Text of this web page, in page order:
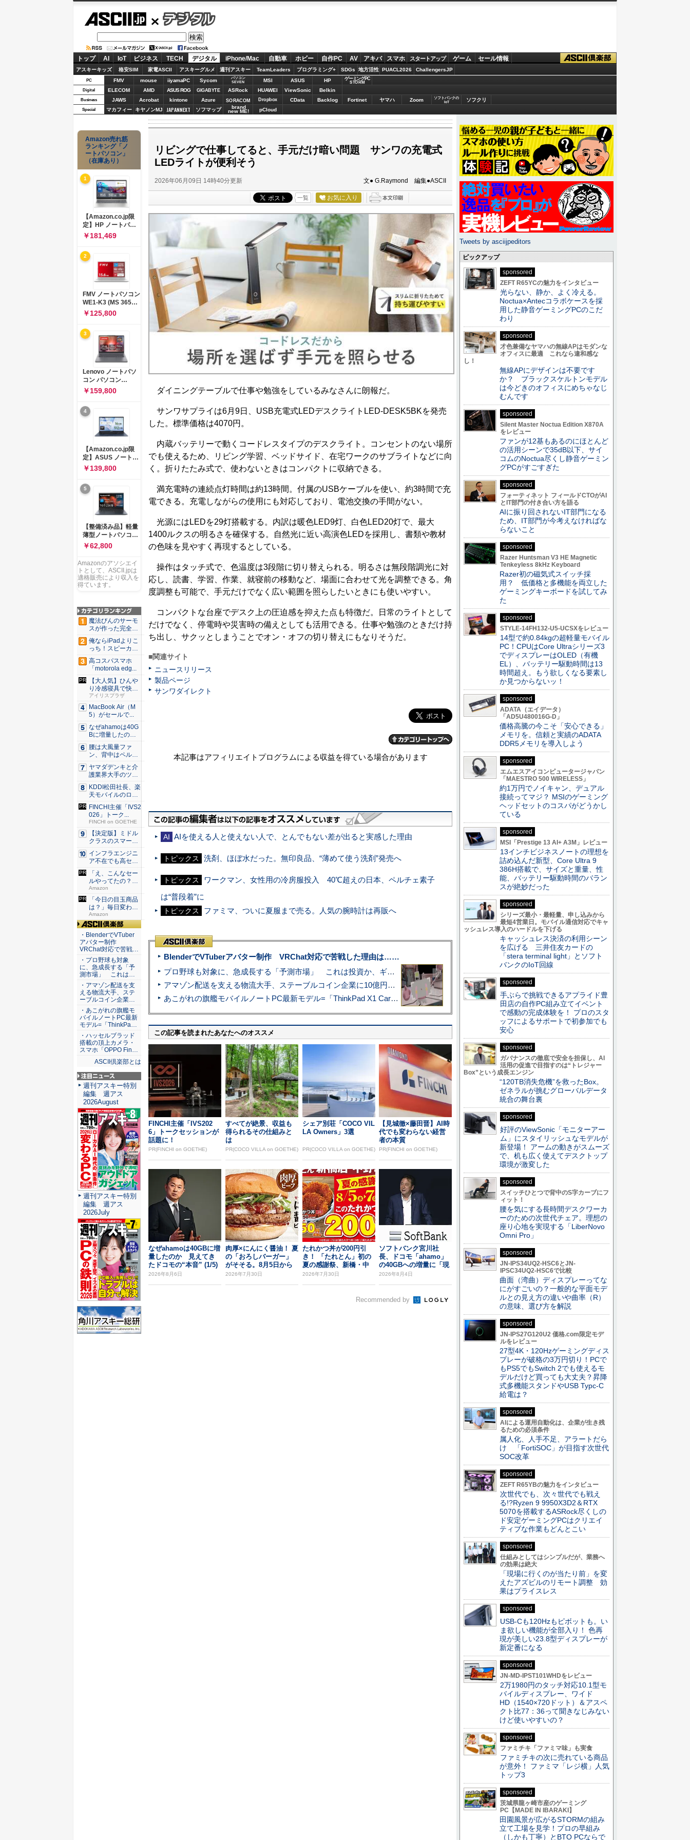
デジタル
トップ AI IoT ビジネス TECH デジタル iPhone/Mac 自動車 ホビー 自作PC AV アキバ スマホ スタートアップ ゲーム セール情報
アスキーキッズ 格安SIM 家電ASCII アスキーグルメ 週刊アスキー TeamLeaders プログラミング+ SDGs 地方活性 PUACL2026 ChallengersJP
PC FMV mouse iiyamaPC Sycom
パソコン
SEVEN
MSI ASUS HP ゲーミングPC
STORM
Digital ELECOM AMD ASUS ROG GIGABYTE ASRock HUAWEI ViewSonic Belkin
Business JAWS Acrobat kintone Azure SORACOM Dropbox CData Backlog Fortinet ヤマハ Zoom
ソフトバンクの
IoT
ソフクリ
Special マカフィー キヤノンMJ JAPANNEXT ソフマップ brand
new ME! pCloud
リビングで仕事してると、手元だけ暗い問題 サンワの充電式
LEDライトが便利そう
2026年06月09日 14時40分更新 文● G.Raymond 編集●ASCII
一覧 お気に入り
ダイニングテーブルで仕事や勉強をしているみなさんに朗報だ。
サンワサプライは6月9日、USB充電式LEDデスクライトLED-DESK5BKを発売
した。標準価格は4070円。
内蔵バッテリーで動くコードレスタイプのデスクライト。コンセントのない場所
でも使えるため、リビング学習、ベッドサイド、在宅ワークのサブライトなどに向
く。折りたたみ式で、使わないときはコンパクトに収納できる。
満充電時の連続点灯時間は約13時間。付属のUSBケーブルを使い、約3時間で充
電できる。充電しながらの使用にも対応しており、電池交換の手間がない。
光源にはLEDを29灯搭載する。内訳は暖色LED9灯、白色LED20灯で、最大
1400ルクスの明るさを確保する。自然光に近い高演色LEDを採用し、書類や教材
の色味を見やすく再現するとしている。
操作はタッチ式で、色温度は3段階に切り替えられる。明るさは無段階調光に対
応し、読書、学習、作業、就寝前の移動など、場面に合わせて光を調整できる。角
度調整も可能で、手元だけでなく広い範囲を照らしたいときにも使いやすい。
コンパクトな台座でデスク上の圧迫感を抑えた点も特徴だ。日常のライトとして
だけでなく、停電時や災害時の備えとしても活用できる。仕事や勉強のときだけ持
ち出し、サクッとしまうことでオン・オフの切り替えにもなりそうだ。
■関連サイト
ニュースリリース
製品ページ
サンワダイレクト
本記事はアフィリエイトプログラムによる収益を得ている場合があります
AI AIを使える人と使えない人で、とんでもない差が出ると実感した理由
トピックス 洗剤、ほぼ水だった。無印良品、“薄めて使う洗剤”発売へ
トピックス
ワークマン、女性用の冷房服投入 40℃超えの日本、ペルチェ素子
は“普段着”に
トピックス ファミマ、ついに夏服まで売る。人気の腕時計は再販へ
BlenderでVTuberアバター制作 VRChat対応で苦戦した理由は……
プロ野球も対象に、急成長する「予測市場」 これは投資か、ギャンブルか
アマゾン配送を支える物流大手、ステーブルコイン企業に10億円投資のワケ
あこがれの旗艦モバイルノートPC最新モデル=「ThinkPad X1 Carbon Gen 14 Aura Edition」実機レビュー
この記事を読まれたあなたへのオススメ
FINCHI主催「IVS202
6」トークセッションが
話題に！
PR(FINCHI on GOETHE)
すべてが絶景、収益も
得られるその仕組みと
は
PR(COCO VILLA on GOETHE)
シェア別荘「COCO VIL
LA Owners」3選
PR(COCO VILLA on GOETHE)
【見城徹×藤田晋】AI時
代でも変わらない経営
者の本質
PR(FINCHI on GOETHE)
なぜahamoは40GBに増
量したのか 見えてき
たドコモの“本音” (1/5)
2026年8月6日
肉厚×にんにく醤油！ 夏
の「おろしバーガー」
がそそる。8月5日から
2026年7月30日
たれかつ丼が200円引
き！ 「たれとん」初の
夏の感謝祭、新橋・中
野北口で開催
2026年7月30日
ソフトバンク宮川社
長、ドコモ「ahamo」
の40GBへの増量に「現
時点では追従し...
2026年8月4日
Recommended by
Amazon売れ筋
ランキング「ノ
ートパソコン」
（在庫あり）
1
【Amazon.co.jp限
定】HP ノートパソ
コン 15-fd 15.6イン
チ インテル Core 5
120U メモリ16GB
SSD512GB
Windows 11
Microsoft Office
2024搭載 WPS
Office搭載 カメラシ
ャッター 指紋認証 薄
型 Copilotキー搭載
ナチュラルシルバー
￥181,469
2
FMV ノートパソコン
WE1-K3 (MS 365
Personal/Copilotキ
ー搭載/Win 11/15.6
型/Core
i5/16GB/SSD
512GB/ホワイト)
FMVWK3E15W_AZ
￥125,800
3
Lenovo ノートパソ
コン パソコン
IdeaPad Slim 3 14.0
インチ AMD
Ryzen™ 5 8640HS
メモリ16GB
SSD512GB
Microsoft 365 試用
版 Windows11 バッ
テリー駆動12.6時間
重量1.39kg ルナグレ
ー 83K9003JJP ノー
トPC
￥159,800
4
【Amazon.co.jp限
定】ASUS ノートパ
ソコン Vivobook 15
M1502NAQ 15.6イ
ンチ AMD Ryzen 7
170 メモリ16GB
SSD 512GB
Microsoft 365
Personal (24か月版)
搭載 Windows 11 重
量1.7kg Wi-Fi 6E ク
ワイエットブルー
M1502NAQ-
￥139,800
5
【整備済み品】軽量
薄型ノートパソコン
dynabook G83 ■
13.3型
FHD(1920x1080) -
高性能第11世代Core
i5-1135G7 - メモリ
16GB - SSD 256GB
USB Type-C - MS
Office 2021 - Win11
搭載
￥62,800
Amazonのアソシエイ
トとして、ASCII.jpは
適格販売により収入を
得ています。
魔法びんのサーモ
スが作った完全遮
光100...
俺ならiPadよりこ
っち！スピーカー
9個...
高コスパスマホ
「motorola edg...
【大人気】ひんや
り冷感寝具で快適
な睡眠を...
アイリスプラザ
MacBook Air（M
5）がセールで...
なぜahamoは40G
Bに増量したの
か ...
腰は大風量ファ
ン、背中はペルチ
ェ冷却。ダ...
ヤマダデンキと介
護業界大手のツク
イが協業...
KDDI松田社長、楽
天モバイルのロー
ミン...
FINCHI主催「IVS2
026」トーク...
FINCHI on GOETHE
【決定版】ミドル
クラスのスマート
フォンの...
インフラエンジニ
ア不在でも高セキ
ュリティ...
「え、こんなセー
ルやってたの？」
80％O...
Amazon
「今日の目玉商品
は？」毎日変わる
Amaz...
Amazon
ASCII倶楽部
・BlenderでVTuber
アバター制作
VRChat対応で苦戦…
・プロ野球も対象
に、急成長する「予
測市場」 これは…
・アマゾン配送を支
える物流大手、ステ
ーブルコイン企業…
・あこがれの旗艦モ
バイルノートPC最新
モデル=「ThinkPa…
・ハッセルブラッド
搭載の頂上カメラ・
スマホ「OPPO Fin…
ASCII倶楽部とは
注目ニュース
週刊アスキー特別
編集 週アス
2026August
週刊アスキー特別
編集 週アス
2026July
Tweets by asciijpeditors
ピックアップ
sponsored
ZEFT R65YCの魅力をインタビュー
光らない、静か、よく冷える。
Noctua×Antecコラボケースを採
用した静音ゲーミングPCのこだ
わり
sponsored
才色兼備なヤマハの無線APはモダンな
オフィスに最適 これなら違和感な
し！
無線APにデザインは不要です
か？ ブラックスケルトンモデル
は今どきのオフィスにめちゃなじ
むんです
sponsored
Silent Master Noctua Edition X870A
をレビュー
ファンが12基もあるのにほとんど
の活用シーンで35dB以下、サイ
コムのNoctua尽くし静音ゲーミン
グPCがすごすぎた
sponsored
フォーティネット フィールドCTOがAI
とIT部門の付き合い方を語る
AIに振り回されないIT部門になる
ため、IT部門が今考えなければな
らないこと
sponsored
Razer Huntsman V3 HE Magnetic
Tenkeyless 8kHz Keyboard
Razer初の磁気式スイッチ採
用？ 低価格と多機能を両立した
ゲーミングキーボードを試してみ
た
sponsored
STYLE-14FH132-U5-UCSXをレビュー
14型で約0.84kgの超軽量モバイル
PC！CPUはCore Ultraシリーズ3
でディスプレーはOLED（有機
EL）、バッテリー駆動時間は13
時間超え。もう欲しくなる要素し
か見つからないッ！
sponsored
ADATA（エイデータ）
「AD5U480016G-D」
価格高騰の今こそ「安心できる」
メモリを。信頼と実績のADATA
DDR5メモリを導入しよう
sponsored
エムエスアイコンピュータージャパン
「MAESTRO 500 WIRELESS」
約1万円でノイキャン、デュアル
接続ってマジ？ MSIのゲーミング
ヘッドセットのコスパがどうかし
ている
sponsored
MSI「Prestige 13 AI+ A3M」レビュー
13インチビジネスノートの理想を
詰め込んだ新型、Core Ultra 9
386H搭載で、サイズと重量、性
能、バッテリー駆動時間のバラン
スが絶妙だった
sponsored
シリーズ最小・最軽量、申し込みから
最短4営業日。モバイル通信対応でキャ
ッシュレス導入のハードルを下げる
キャッシュレス決済の利用シーン
を広げる 三井住友カードの
「stera terminal light」とソフト
バンクのIoT回線
sponsored
手ぶらで挑戦できるアプライド豊
田店の自作PC組み立てイベント
で感動の完成体験を！ プロのスタ
ッフによるサポートで初参加でも
安心
sponsored
ガバナンスの徹底で安全を担保し、AI
活用の促進で目指すのは“トレジャー
Box”という成長エンジン
“120TB消失危機”を救ったBox。
ゼネラルが挑むグローバルデータ
統合の舞台裏
sponsored
好評のViewSonic「モニターアー
ム」にスタイリッシュなモデルが
新登場！ アームの動きがスムーズ
で、机も広く使えてデスクトップ
環境が激変した
sponsored
スイッチひとつで背中のS字カーブにフ
ィット！
腰を気にする長時間デスクワーカ
ーのための次世代チェア。理想の
座り心地を実現する「LiberNovo
Omni Pro」
sponsored
JN-IPS34UQ2-HSC6とJN-
IPSC34UQ2-HSC6で比較
曲面（湾曲）ディスプレーってな
にがすごいの？一般的な平面モデ
ルとの見え方の違いや曲率（R）
の意味、選び方を解説
sponsored
JN-IPS27G120U2 価格.com限定モデ
ルをレビュー
27型4K・120Hzゲーミングディス
プレーが破格の3万円切り！PCで
もPS5でもSwitch 2でも使えるモ
デルだけど買っても大丈夫？昇降
式多機能スタンドやUSB Typc-C
給電は？
sponsored
AIによる運用自動化は、企業が生き残
るための必須条件
属人化、人手不足、アラートだら
け 「FortiSOC」が目指す次世代
SOC改革
sponsored
ZEFT R65YBの魅力をインタビュー
次世代でも、次々世代でも戦え
る!?Ryzen 9 9950X3D2＆RTX
5070を搭載するASRock尽くしの
ド安定ゲーミングPCはクリエイ
ティブな作業もどんとこい
sponsored
仕組みとしてはシンプルだが、業務へ
の効果は絶大
「現場に行くのが当たり前」を変
えたアズビルのリモート調整 効
果はプライスレス
sponsored
USB-Cも120Hzもピボットも。い
ま欲しい機能が全部入り！ 色再
現が美しい23.8型ディスプレーが
新定番になる
sponsored
JN-MD-IPST101WHDをレビュー
2万1980円のタッチ対応10.1型モ
バイルディスプレー、ワイド
HD（1540×720ドット）＆アスペ
クト比77：36って聞きなじみない
けど使いやすいの？
sponsored
ファミチキ「ファミマ味」も実食
ファミチキの次に売れている商品
が意外！ ファミマ「レジ横」人気
トップ3
sponsored
茨城県龍ヶ崎市産のゲーミング
PC【MADE IN IBARAKI】
田園風景が広がるSTORMの組み
立て工場を見学！プロの早組み
（しかも丁寧）とBTO PCならで